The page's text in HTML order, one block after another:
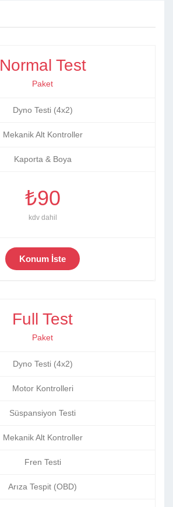
Normal Test
Paket
Dyno Testi (4x2)
Mekanik Alt Kontroller
Kaporta & Boya
₺90
kdv dahil
Konum İste
Full Test
Paket
Dyno Testi (4x2)
Motor Kontrolleri
Süspansiyon Testi
Mekanik Alt Kontroller
Fren Testi
Arıza Tespit (OBD)